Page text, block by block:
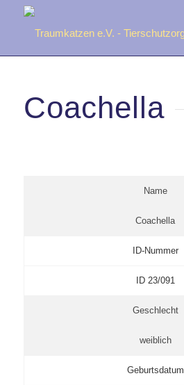
Coachella
Name
Coachella
ID-Nummer
ID 23/091
Geschlecht
weiblich
Geburtsdatum